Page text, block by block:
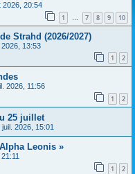
2026, 20:54
1 … 7 8 9 10
Strahd (2026/2027)
2026, 13:53
1 2
2026, 11:56
1 2
25 juillet
juil. 2026, 15:01
Leonis »
1 2